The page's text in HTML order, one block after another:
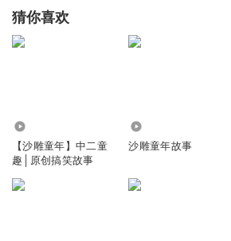
猜你喜欢
【沙雕童年】中二童
趣│原创搞笑故事
沙雕童年故事